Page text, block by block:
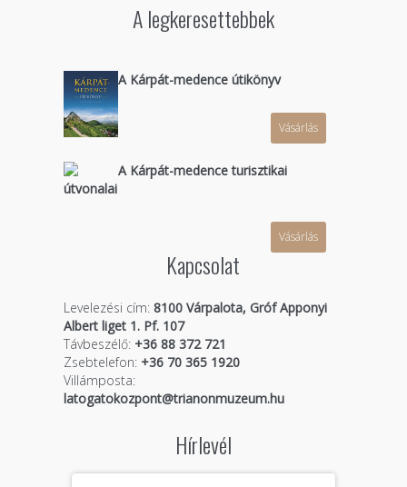
A legkeresettebbek
A Kárpát-medence útikönyv
Vásárlás
A Kárpát-medence turisztikai
útvonalai
Vásárlás
Kapcsolat
Levelezési cím: 8100 Várpalota, Gróf Apponyi
Albert liget 1. Pf. 107
Távbeszélő:+36 88 372 721
Zsebtelefon:+36 70 365 1920
Villámposta:
latogatokozpont@trianonmuzeum.hu
Hírlevél